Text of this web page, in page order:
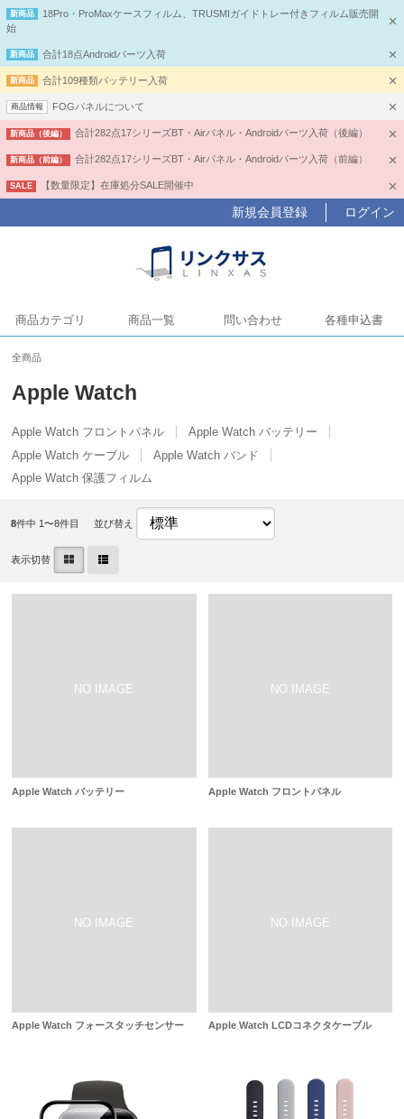
新商品
18Pro・ProMaxケースフィルム、TRUSMIガイドトレー付きフィルム販売開
始
新商品 合計18点Androidパーツ入荷
新商品 合計109種類バッテリー入荷
商品情報 FOGパネルについて
新商品（後編） 合計282点17シリーズBT・Airパネル・Androidパーツ入荷（後編）
新商品（前編） 合計282点17シリーズBT・Airパネル・Androidパーツ入荷（前編）
SALE 【数量限定】在庫処分SALE開催中
新規会員登録 ログイン
商品カテゴリ 商品一覧 問い合わせ 各種申込書
全商品
Apple Watch
Apple Watch フロントパネル
Apple Watch バッテリー
Apple Watch ケーブル
Apple Watch バンド
Apple Watch 保護フィルム
8件中 1〜8件目 並び替え
表示切替
Apple Watch バッテリー Apple Watch フロントパネル
Apple Watch フォースタッチセンサー Apple Watch LCDコネクタケーブル